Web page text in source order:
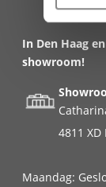
In Den Haag
showroom!
4811 XD
Maandag: